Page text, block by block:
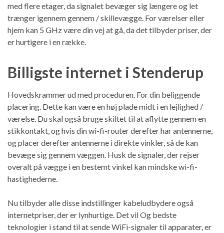
med flere etager, da signalet bevæger sig længere og let
trænger igennem gennem / skillevægge. For værelser eller
hjem kan 5 GHz være din vej at gå, da det tilbyder priser, der
er hurtigere i en række.
Billigste internet i Stenderup
Hovedskrammer ud med proceduren. For din beliggende
placering. Dette kan være en høj plade midt i en lejlighed /
værelse. Du skal også bruge skiltet til at aflytte gennem en
stikkontakt, og hvis din wi-fi-router derefter har antennerne,
og placer derefter antennerne i direkte vinkler, så de kan
bevæge sig gennem væggen. Husk de signaler, der rejser
overalt på vægge i en bestemt vinkel kan mindske wi-fi-
hastighederne.
Nu tilbyder alle disse indstillinger kabeludbydere også
internetpriser, der er lynhurtige. Det vil Og bedste
teknologier i stand til at sende WiFi-signaler til apparater, er